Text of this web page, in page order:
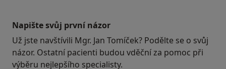
Napište svůj první názor
Už jste navštívili Mgr. Jan Tomíček? Podělte se o svůj
názor. Ostatní pacienti budou vděční za pomoc při
výběru nejlepšího specialisty.